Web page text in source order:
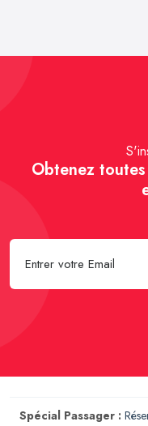
Obtenez
Spécial Passager :